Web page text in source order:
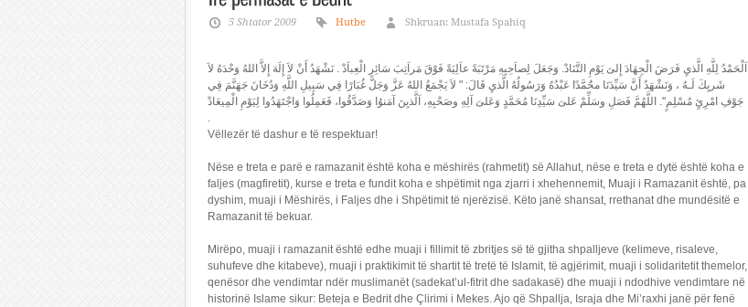
5 Shtator 2009 Hutbe Shkruan: Mustafa Spahiq
اَلْحَمْدُ لِلَّهِ الَّذيِ فَرَضَ الْجِهَادَ إِلىَ يَوْمِ التَّنَادْ. وَجَعَلَ لِصاَحِبِهِ مَرْتَبَةً عاَلِيَةً فَوْقَ مَراَتِبَ سَائِرِ الْعِباَدْ . نَشْهَدُ أَنْ لاَ إِلَهَ إِلاَّ اللهُ وَحْدَهُ لاَ
شَريِكَ لَـهُ ، وَنَشْهَدُ أَنَّ سَيِّدَنَا محَُمَّدًا عَبْدُهُ وَرَسُولُهُ الَّذيِ قَالَ: " لاَ يَجْمَعُ اللهُ عَزَّ وَجَلَّ غُبَارًا فِي سَبِيلِ اللَّهِ وَدُخَانَ جَهَنَّمَ فِي
جَوْفِ امْرِئٍ مُسْلِمٍ". اللَّهُمَّ فَصَلِ وسَلِّمْ عَلىَ سَيِّدِنَا مُحَمَّدٍ وَعَلىَ آلِهِ وصَحْبِهِ، اَلَّذيِنَ آمَنوُا وَصَدَّقُوا، فَعَمِلُوا وَاجْتَهَدُوا لِيَوْمِ الْمِيعَادْ
Vëllezër të dashur e të respektuar!
Nëse e treta e parë e ramazanit është koha e mëshirës (rahmetit) së Allahut, nëse e treta e dytë është koha e
faljes (magfiretit), kurse e treta e fundit koha e shpëtimit nga zjarri i xhehennemit, Muaji i Ramazanit është, pa
dyshim, muaji i Mëshirës, i Faljes dhe i Shpëtimit të njerëzisë. Këto janë shansat, rrethanat dhe mundësitë e
Ramazanit të bekuar.
Mirëpo, muaji i ramazanit është edhe muaji i fillimit të zbritjes së të gjitha shpalljeve (kelimeve, risaleve,
suhufeve dhe kitabeve), muaji i praktikimit të shartit të tretë të Islamit, të agjërimit, muaji i solidaritetit themelor,
qenësor dhe vendimtar ndër muslimanët (sadekat’ul-fitrit dhe sadakasë) dhe muaji i ndodhive vendimtare në
historinë Islame sikur: Beteja e Bedrit dhe Çlirimi i Mekes. Ajo që Shpallja, Israja dhe Mi’raxhi janë për fenë